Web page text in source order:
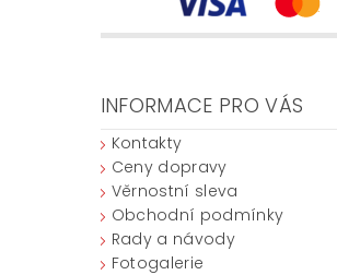
INFORMACE PRO VÁS
Kontakty
Ceny dopravy
Věrnostní sleva
Obchodní podmínky
Rady a návody
Fotogalerie